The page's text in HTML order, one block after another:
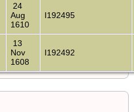
24
Aug
1610
I192495
13
Nov
1608
I192492